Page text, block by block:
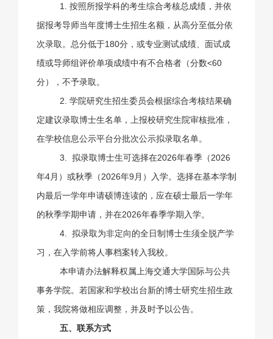
1. 按照所报学科的考生综合考核总成绩，并依
据报考导师当年度博士生招生名额，从高分至低分依
次录取。总分低于180分，或专业测试成绩、面试成
绩或导师组评价单项成绩中有不合格者（分数<60
分），不予录取。
2. 学院研究生招生委员会根据综合考核结果确
定建议录取博士生名单，上报校研究生院审核批准，
在学校信息公示平台分批次公示拟录取名单。
3. 拟录取博士生可选择在2026年春季（2026
年4月）或秋季（2026年9 月）入学。选择在基本学制
内最后一学年申请硕博连读的，应在硕士最后一学年
的秋季学期申请，并在2026年春季学期入学。
4. 拟录取为非定向的全日制博士生须全脱产学
习，在入学前将人事档案转入我校。
本申请办法解释权属上海交通大学国际与公共
事务学院。若国家和学校出台新的博士研究生招生政
策，我院将做相应调整，并及时予以公告。
五、联系方式